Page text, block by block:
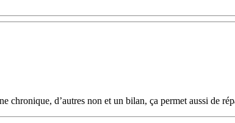
chronique, d’autres non et un bilan, ça permet aussi de